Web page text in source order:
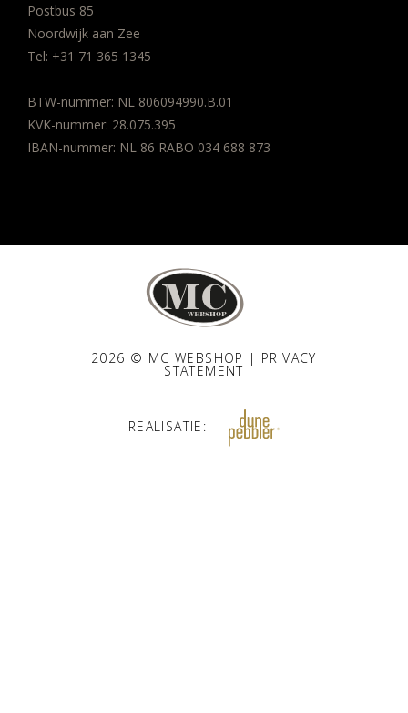
Postbus 85
Noordwijk aan Zee
Tel: +31 71 365 1345
BTW-nummer: NL 806094990.B.01
KVK-nummer: 28.075.395
IBAN-nummer: NL 86 RABO 034 688 873
2026 © MC WEBSHOP | PRIVACY
STATEMENT
REALISATIE: